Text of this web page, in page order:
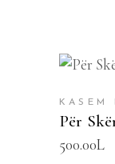
KASEM
Për
500.00L